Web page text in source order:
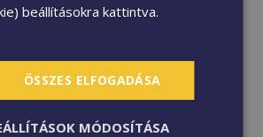
RAWPLUG dübel + csavar
beállításokra kattintva.
ÖSSZES ELFOGADÁSA
MÓDOSÍTÁSA